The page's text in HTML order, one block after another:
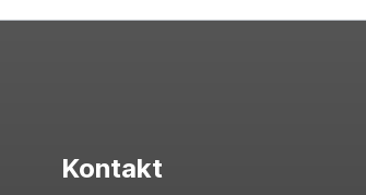
Kontakt